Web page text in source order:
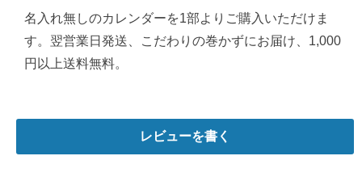
名入れ無しのカレンダーを1部よりご購入いただけま
す。翌営業日発送、こだわりの巻かずにお届け、1,000
円以上送料無料。
レビューを書く